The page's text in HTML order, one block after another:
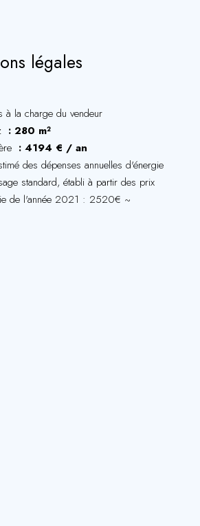
légales
à la charge du vendeur
280 m²
4194 € / an
des dépenses annuelles d'énergie
standard, établi à partir des prix
de l'année 2021 : 2520€ ~